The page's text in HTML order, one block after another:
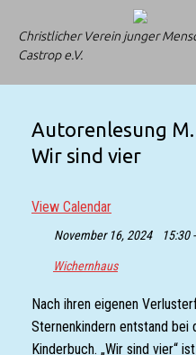
springenChristlicher Verein junger
Castrop e.V.
Autorenlesung
Wir sind vier
View Calendar
November 16, 2024 15:30
Wichernhaus
Nach ihren eigenen
Sternenkindern entstand
Kinderbuch. „Wir sind vier“